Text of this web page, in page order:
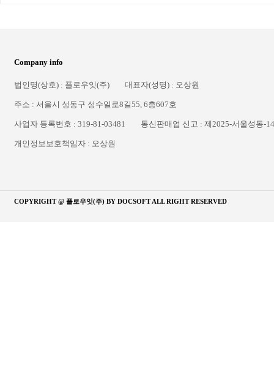
Company info
법인명(상호) : 플로우잇(주) 대표자(성명) : 오상원
주소 : 서울시 성동구 성수일로8길55, 6층607호
사업자 등록번호 : 319-81-03481 통신판매업 신고 : 제2025-서울성동-
개인정보보호책임자 : 오상원
COPYRIGHT @ 플로우잇(주) BY DOCSOFTALL RIGHT RESERVED